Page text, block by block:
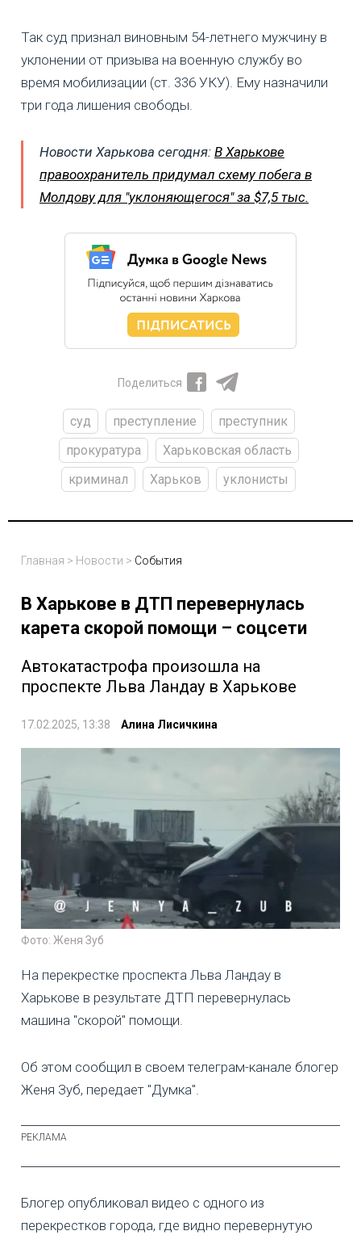
Так суд признал виновным 54-летнего мужчину в
уклонении от призыва на военную службу во
время мобилизации (ст. 336 УКУ). Ему назначили
три года лишения свободы.
Новости Харькова сегодня: В Харькове
правоохранитель придумал схему побега в
Молдову для "уклоняющегося" за $7,5 тыс.
Поделиться
суд преступление
преступник
прокуратура
Харьковская область
криминал
Харьков уклонисты
Главная > Новости > События
В Харькове в ДТП перевернулась
карета скорой помощи – соцсети
Автокатастрофа произошла на
проспекте Льва Ландау в Харькове
17.02.2025, 13:38 Алина Лисичкина
Фото: Женя Зуб
На перекрестке проспекта Льва Ландау в
Харькове в результате ДТП перевернулась
машина "скорой" помощи.
Об этом сообщил в своем телеграм-канале блогер
Женя Зуб, передает "Думка".
Блогер опубликовал видео с одного из
перекрестков города, где видно перевернутую